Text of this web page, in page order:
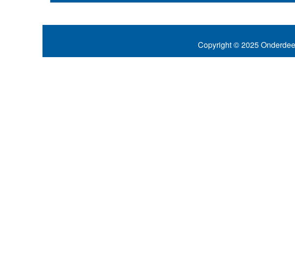
Copyright © 2025